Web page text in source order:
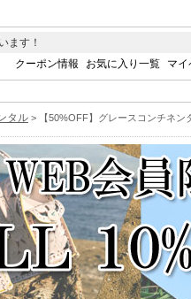
ます！
クーポン情報
お気に入り一覧 マイ
タル > 【50%OFF】グレースコンチネン